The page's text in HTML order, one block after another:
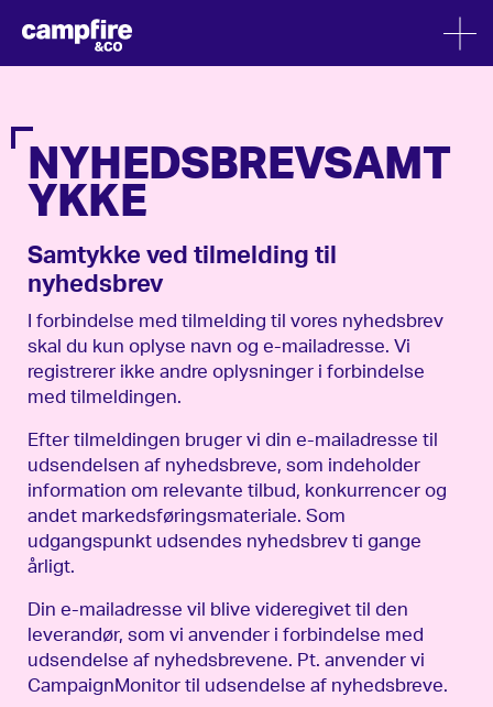
NYHEDSBREVSAMT
YKKE
Samtykke ved tilmelding til
nyhedsbrev
I forbindelse med tilmelding til vores nyhedsbrev
skal du kun oplyse navn og e-mailadresse. Vi
registrerer ikke andre oplysninger i forbindelse
med tilmeldingen.
Efter tilmeldingen bruger vi din e-mailadresse til
udsendelsen af nyhedsbreve, som indeholder
information om relevante tilbud, konkurrencer og
andet markedsføringsmateriale. Som
udgangspunkt udsendes nyhedsbrev ti gange
årligt.
Din e-mailadresse vil blive videregivet til den
leverandør, som vi anvender i forbindelse med
udsendelse af nyhedsbrevene. Pt. anvender vi
CampaignMonitor til udsendelse af nyhedsbreve.